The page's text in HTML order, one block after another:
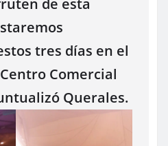
tres días en el
Comercial
Querales.